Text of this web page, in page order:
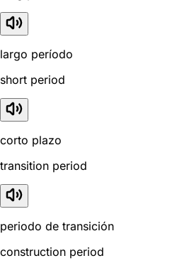
largo período
short period
corto plazo
transition period
periodo de transición
construction period